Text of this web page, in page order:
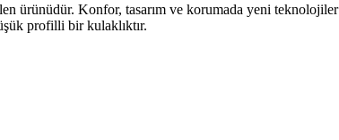
ürünüdür. Konfor, tasarım ve korumada yeni
profilli bir kulaklıktır.